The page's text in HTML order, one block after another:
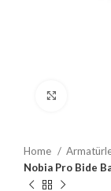
Home
Nobia Pro Bide